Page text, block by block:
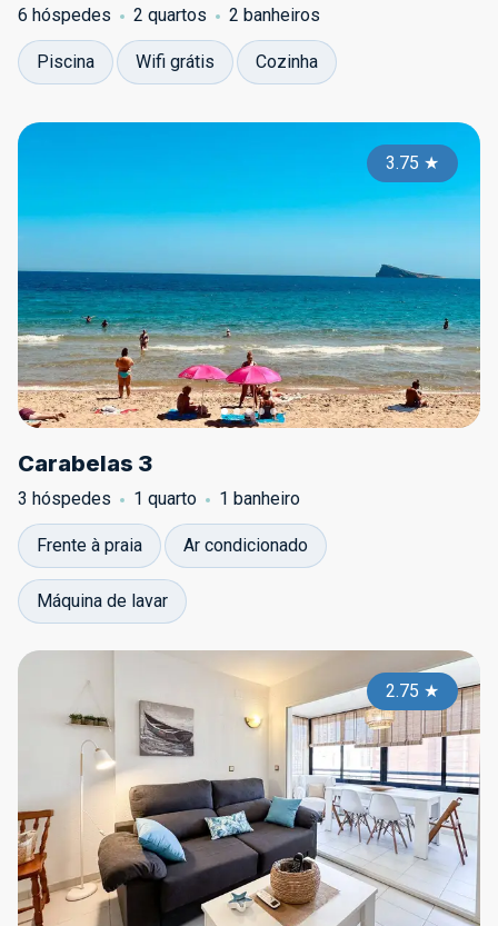
6 hóspedes 2 quartos 2 banheiros
Piscina Wifi grátis Cozinha
3.75 ★
Carabelas 3
3 hóspedes 1 quarto 1 banheiro
Frente à praia Ar condicionado
Máquina de lavar
2.75 ★